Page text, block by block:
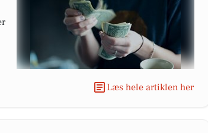
Læs hele artiklen her